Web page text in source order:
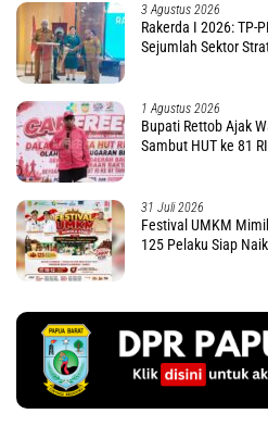
3 Agustus 2026
Rakerda I 2026: TP-
Sejumlah Sektor
1 Agustus 2026
Bupati Rettob Ajak
Sambut HUT ke 81 RI
31 Juli 2026
Festival UMKM
125 Pelaku Siap